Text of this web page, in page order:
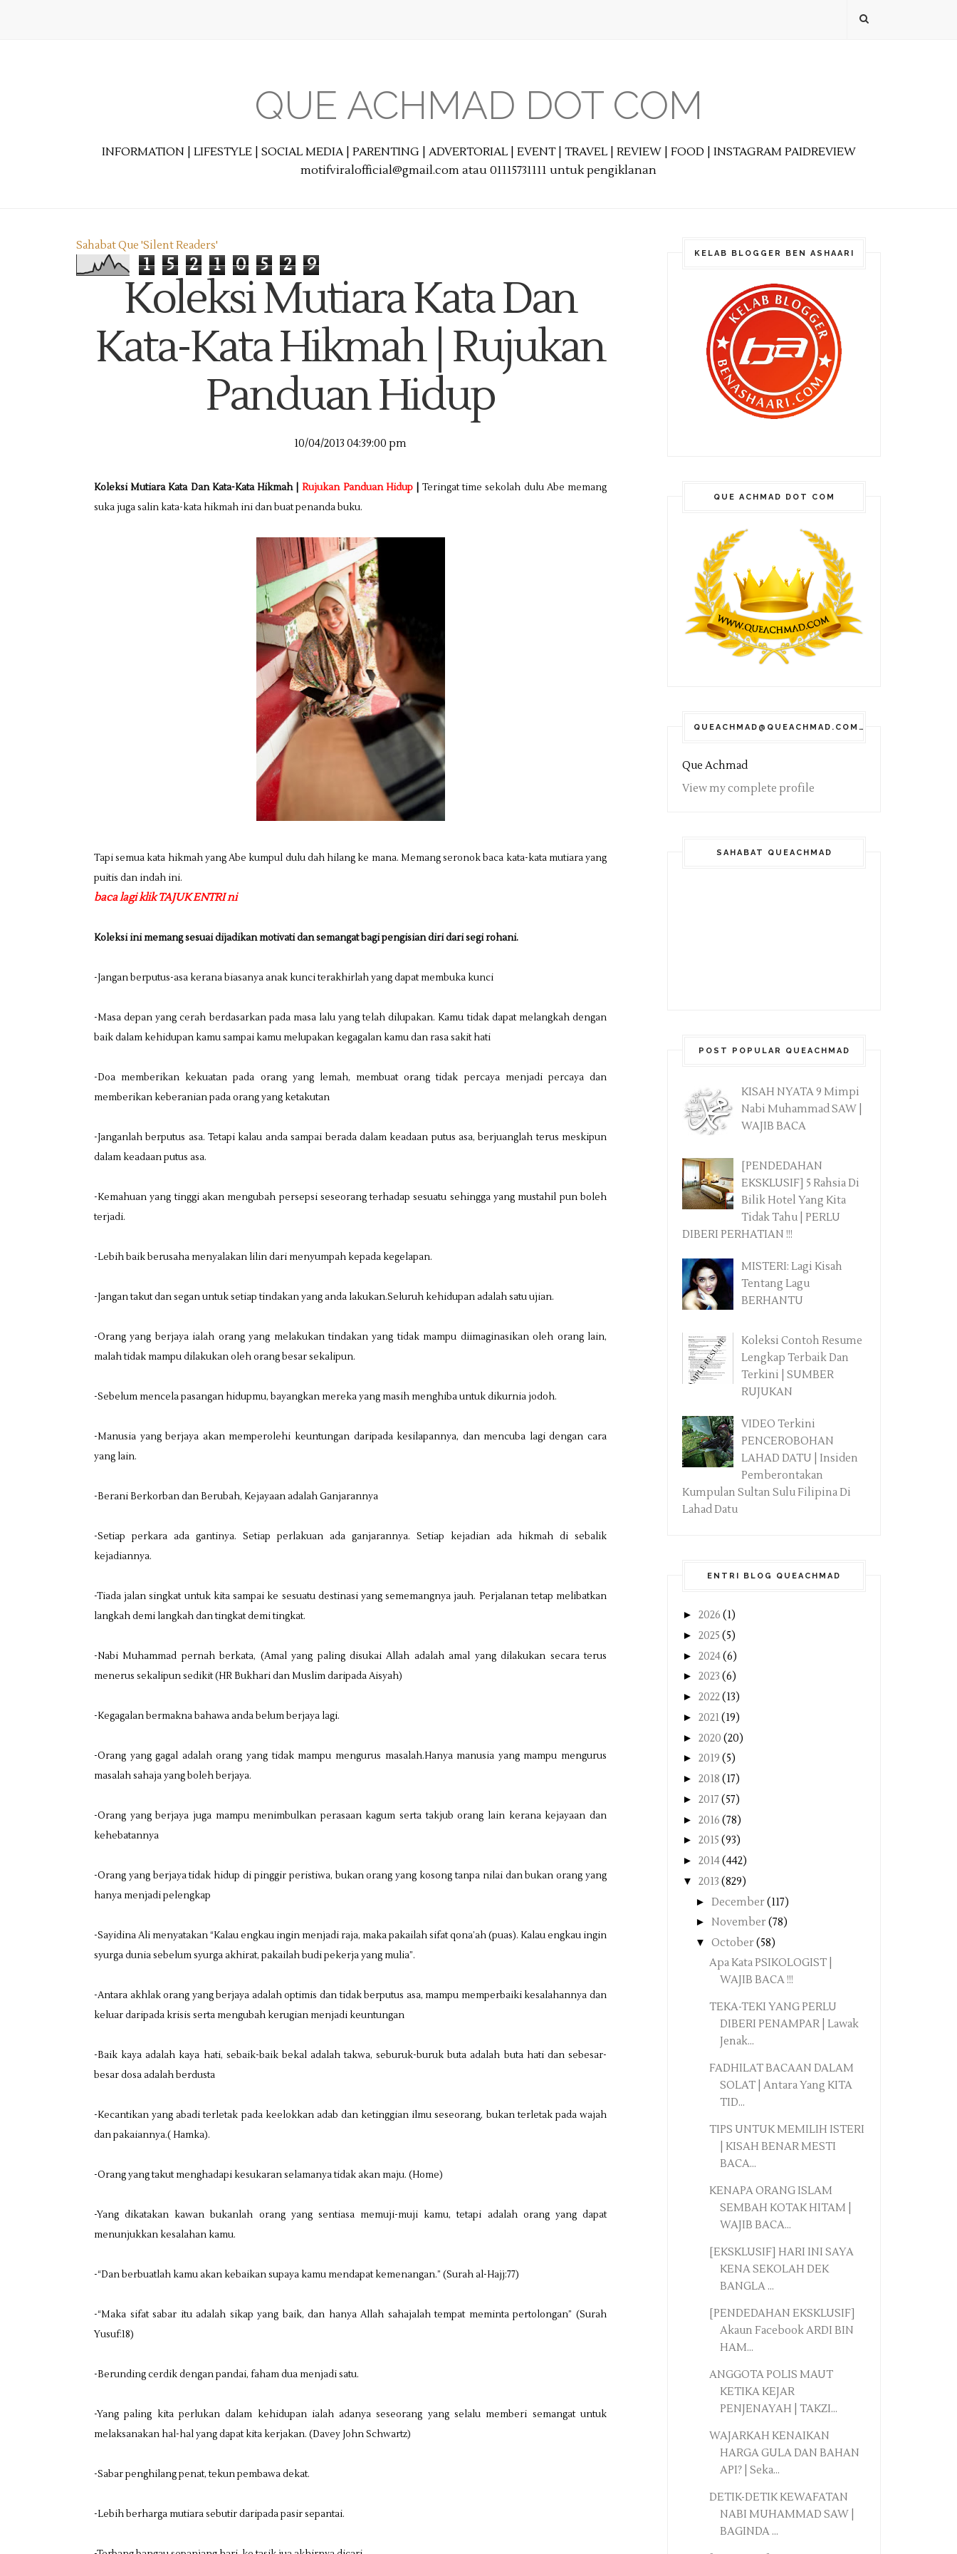
QUE ACHMAD DOT COM
INFORMATION | LIFESTYLE | SOCIAL MEDIA | PARENTING | ADVERTORIAL | EVENT | TRAVEL | REVIEW | FOOD | INSTAGRAM PAIDREVIEW
motifviralofficial@gmail.com atau 01115731111 untuk pengiklanan
Sahabat Que 'Silent Readers'
1 5 2 1 0 5 2 9
Koleksi Mutiara Kata Dan
Kata-Kata Hikmah | Rujukan
Panduan Hidup
10/04/2013 04:39:00 pm
Koleksi Mutiara Kata Dan Kata-Kata Hikmah |Rujukan Panduan Hidup|Teringat time sekolah dulu Abe memang
suka juga salin kata-kata hikmah ini dan buat penanda buku.
Tapi semua kata hikmah yang Abe kumpul dulu dah hilang ke mana. Memang seronok baca kata-kata mutiara yang
puitis dan indah ini.
baca lagi klik TAJUK ENTRI ni
Koleksi ini memang sesuai dijadikan motivati dan semangat bagi pengisian diri dari segi rohani.
-Jangan berputus-asa kerana biasanya anak kunci terakhirlah yang dapat membuka kunci
-Masa depan yang cerah berdasarkan pada masa lalu yang telah dilupakan. Kamu tidak dapat melangkah dengan
baik dalam kehidupan kamu sampai kamu melupakan kegagalan kamu dan rasa sakit hati
-Doa memberikan kekuatan pada orang yang lemah, membuat orang tidak percaya menjadi percaya dan
memberikan keberanian pada orang yang ketakutan
-Janganlah berputus asa. Tetapi kalau anda sampai berada dalam keadaan putus asa, berjuanglah terus meskipun
dalam keadaan putus asa.
-Kemahuan yang tinggi akan mengubah persepsi seseorang terhadap sesuatu sehingga yang mustahil pun boleh
terjadi.
-Lebih baik berusaha menyalakan lilin dari menyumpah kepada kegelapan.
-Jangan takut dan segan untuk setiap tindakan yang anda lakukan.Seluruh kehidupan adalah satu ujian.
-Orang yang berjaya ialah orang yang melakukan tindakan yang tidak mampu diimaginasikan oleh orang lain,
malah tidak mampu dilakukan oleh orang besar sekalipun.
-Sebelum mencela pasangan hidupmu, bayangkan mereka yang masih menghiba untuk dikurnia jodoh.
-Manusia yang berjaya akan memperolehi keuntungan daripada kesilapannya, dan mencuba lagi dengan cara
yang lain.
-Berani Berkorban dan Berubah, Kejayaan adalah Ganjarannya
-Setiap perkara ada gantinya. Setiap perlakuan ada ganjarannya. Setiap kejadian ada hikmah di sebalik
kejadiannya.
-Tiada jalan singkat untuk kita sampai ke sesuatu destinasi yang sememangnya jauh. Perjalanan tetap melibatkan
langkah demi langkah dan tingkat demi tingkat.
-Nabi Muhammad pernah berkata, (Amal yang paling disukai Allah adalah amal yang dilakukan secara terus
menerus sekalipun sedikit (HR Bukhari dan Muslim daripada Aisyah)
-Kegagalan bermakna bahawa anda belum berjaya lagi.
-Orang yang gagal adalah orang yang tidak mampu mengurus masalah.Hanya manusia yang mampu mengurus
masalah sahaja yang boleh berjaya.
-Orang yang berjaya juga mampu menimbulkan perasaan kagum serta takjub orang lain kerana kejayaan dan
kehebatannya
-Orang yang berjaya tidak hidup di pinggir peristiwa, bukan orang yang kosong tanpa nilai dan bukan orang yang
hanya menjadi pelengkap
-Sayidina Ali menyatakan “Kalau engkau ingin menjadi raja, maka pakailah sifat qona’ah (puas). Kalau engkau ingin
syurga dunia sebelum syurga akhirat, pakailah budi pekerja yang mulia”.
-Antara akhlak orang yang berjaya adalah optimis dan tidak berputus asa, mampu memperbaiki kesalahannya dan
keluar daripada krisis serta mengubah kerugian menjadi keuntungan
-Baik kaya adalah kaya hati, sebaik-baik bekal adalah takwa, seburuk-buruk buta adalah buta hati dan sebesar-
besar dosa adalah berdusta
-Kecantikan yang abadi terletak pada keelokkan adab dan ketinggian ilmu seseorang, bukan terletak pada wajah
dan pakaiannya.( Hamka).
-Orang yang takut menghadapi kesukaran selamanya tidak akan maju. (Home)
-Yang dikatakan kawan bukanlah orang yang sentiasa memuji-muji kamu, tetapi adalah orang yang dapat
menunjukkan kesalahan kamu.
-“Dan berbuatlah kamu akan kebaikan supaya kamu mendapat kemenangan.” (Surah al-Hajj:77)
-“Maka sifat sabar itu adalah sikap yang baik, dan hanya Allah sahajalah tempat meminta pertolongan” (Surah
Yusuf:18)
-Berunding cerdik dengan pandai, faham dua menjadi satu.
-Yang paling kita perlukan dalam kehidupan ialah adanya seseorang yang selalu memberi semangat untuk
melaksanakan hal-hal yang dapat kita kerjakan. (Davey John Schwartz)
-Sabar penghilang penat, tekun pembawa dekat.
-Lebih berharga mutiara sebutir daripada pasir sepantai.
KELAB BLOGGER BEN ASHAARI
QUE ACHMAD DOT COM
QUEACHMAD@QUEACHMAD.COM
Que Achmad
View my complete profile
SAHABAT QUEACHMAD
POST POPULAR QUEACHMAD
KISAH NYATA 9 Mimpi
Nabi Muhammad SAW |
WAJIB BACA
[PENDEDAHAN
EKSKLUSIF] 5 Rahsia Di
Bilik Hotel Yang Kita
Tidak Tahu | PERLU
DIBERI PERHATIAN !!!
MISTERI: Lagi Kisah
Tentang Lagu
BERHANTU
Koleksi Contoh Resume
Lengkap Terbaik Dan
Terkini | SUMBER
RUJUKAN
VIDEO Terkini
PENCEROBOHAN
LAHAD DATU | Insiden
Pemberontakan
Kumpulan Sultan Sulu Filipina Di
Lahad Datu
ENTRI BLOG QUEACHMAD
► 2026 (1)
► 2025 (5)
► 2024(6)
► 2023 (6)
► 2022(13)
► 2021(19)
► 2020 (20)
► 2019 (5)
► 2018 (17)
► 2017 (57)
► 2016 (78)
► 2015 (93)
► 2014(442)
▼ 2013 (829)
► December(117)
► November(78)
▼ October(58)
Apa Kata PSIKOLOGIST |
WAJIB BACA !!!
TEKA-TEKI YANG PERLU
DIBERI PENAMPAR | Lawak
Jenak...
FADHILAT BACAAN DALAM
SOLAT | Antara Yang KITA
TID...
TIPS UNTUK MEMILIH ISTERI
| KISAH BENAR MESTI
BACA...
KENAPA ORANG ISLAM
SEMBAH KOTAK HITAM |
WAJIB BACA...
[EKSKLUSIF] HARI INI SAYA
KENA SEKOLAH DEK
BANGLA ...
[PENDEDAHAN EKSKLUSIF]
Akaun Facebook ARDI BIN
HAM...
ANGGOTA POLIS MAUT
KETIKA KEJAR
PENJENAYAH | TAKZI...
WAJARKAH KENAIKAN
HARGA GULA DAN BAHAN
API? | Seka...
DETIK-DETIK KEWAFATAN
NABI MUHAMMAD SAW |
BAGINDA ...